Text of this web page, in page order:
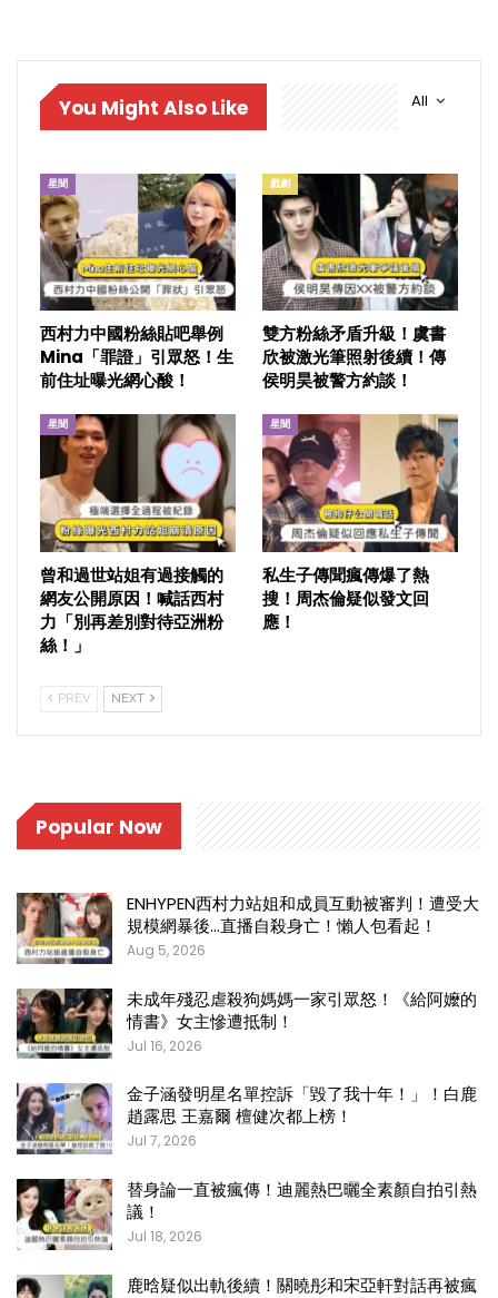
All
You Might Also Like
星聞
西村力中國粉絲貼吧舉例
Mina「罪證」引眾怒！生
前住址曝光網心酸！
戲劇
雙方粉絲矛盾升級！虞書
欣被激光筆照射後續！傳
侯明昊被警方約談！
星聞
曾和過世站姐有過接觸的
網友公開原因！喊話西村
力「別再差別對待亞洲粉
絲！」
星聞
私生子傳聞瘋傳爆了熱
搜！周杰倫疑似發文回
應！
PREV NEXT
Popular Now
ENHYPEN西村力站姐和成員互動被審判！遭受大
規模網暴後…直播自殺身亡！懶人包看起！
Aug 5, 2026
未成年殘忍虐殺狗媽媽一家引眾怒！《給阿嬤的
情書》女主慘遭抵制！
Jul 16, 2026
金子涵發明星名單控訴「毀了我十年！」！白鹿
趙露思 王嘉爾 檀健次都上榜！
Jul 7, 2026
替身論一直被瘋傳！迪麗熱巴曬全素顏自拍引熱
議！
Jul 18, 2026
鹿晗疑似出軌後續！關曉彤和宋亞軒對話再被瘋